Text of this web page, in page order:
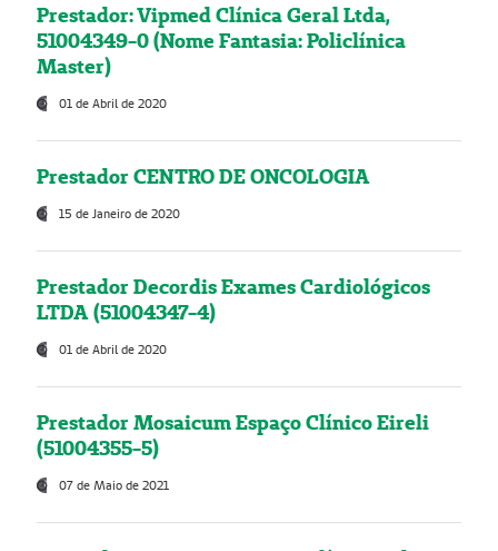
Prestador: Vipmed Clínica Geral Ltda,
51004349-0 (Nome Fantasia: Policlínica
Master)
01 de Abril de 2020
Prestador CENTRO DE ONCOLOGIA
15 de Janeiro de 2020
Prestador Decordis Exames Cardiológicos
LTDA (51004347-4)
01 de Abril de 2020
Prestador Mosaicum Espaço Clínico Eireli
(51004355-5)
07 de Maio de 2021